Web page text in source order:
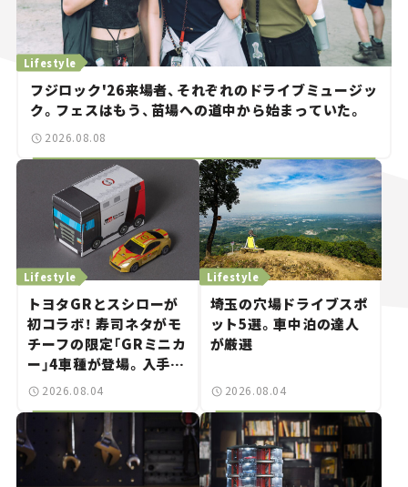
フジロック'26来場者、それぞれのドライブミュージッ
ク。フェスはもう、苗場への道中から始まっていた。
Lifestyle
2026.08.08
トヨタGRとスシローが
初コラボ！ 寿司ネタがモ
チーフの限定「GRミニカ
ー」4車種が登場。入手方
法は？【クルマとホビー】
Lifestyle
2026.08.04
埼玉の穴場ドライブスポ
ット5選。車中泊の達人
が厳選
Lifestyle
2026.08.04